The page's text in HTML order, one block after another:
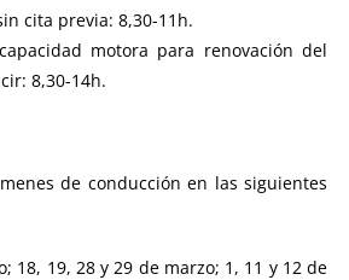
cita previa: 8,30-11h.
motora para renovación del
8,30-14h.
de conducción en las siguientes
18, 19, 28 y 29 de marzo; 1, 11 y 12 de